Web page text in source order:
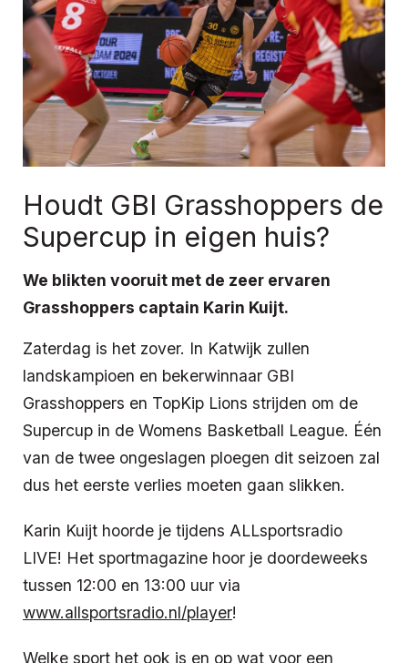
Houdt GBI Grasshoppers de
Supercup in eigen huis?
We blikten vooruit met de zeer ervaren
Grasshoppers captain Karin Kuijt.
Zaterdag is het zover. In Katwijk zullen
landskampioen en bekerwinnaar GBI
Grasshoppers en TopKip Lions strijden om de
Supercup in de Womens Basketball League. Één
van de twee ongeslagen ploegen dit seizoen zal
dus het eerste verlies moeten gaan slikken.
Karin Kuijt hoorde je tijdens ALLsportsradio
LIVE! Het sportmagazine hoor je doordeweeks
tussen 12:00 en 13:00 uur via
www.allsportsradio.nl/player!
Welke sport het ook is en op wat voor een